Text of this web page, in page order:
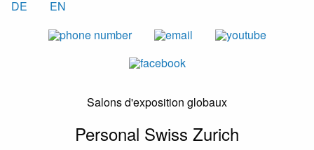
DE
EN
Salons d'exposition globaux
Personal Swiss Zurich